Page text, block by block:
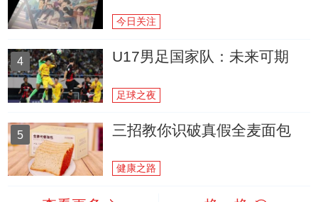
今日关注
4 U17男足国家队：未来可期
足球之夜
5 三招教你识破真假全麦面包
健康之路